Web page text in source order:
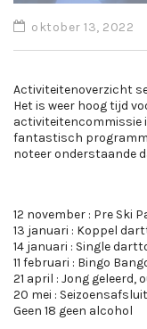
oktober 13, 2022
Activiteitenoverzicht
Het is weer hoog tijd
activiteitencommissie
fantastisch
noteer onderstaande
12 november : Pre Ski
13 januari : Koppel
14 januari : Single
11 februari : Bingo
21 april : Jong geleerd,
20 mei :
Geen 18 geen alcohol